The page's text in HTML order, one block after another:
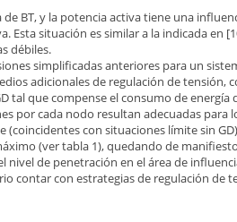
BT, y la potencia activa tiene una
Esta situación es similar a la indicada en
débiles.
simplificadas anteriores para un
adicionales de regulación de tensión,
tal que compense el consumo de energía
por cada nodo resultan adecuadas para
(coincidentes con situaciones límite sin
(ver tabla 1), quedando de
nivel de penetración en el área de
contar con estrategias de regulación de